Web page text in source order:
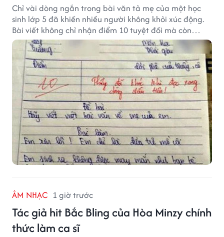
Chỉ vài dòng ngắn trong bài văn tả mẹ của một học
sinh lớp 5 đã khiến nhiều người không khỏi xúc động.
Bài viết không chỉ nhận điểm 10 tuyệt đối mà còn
khiến thầy giáo nghẹn ngào viết lời phê: "Thầy đã
khóc khi đọc xong dòng đầu tiên."
ÂM NHẠC 1 giờ trước
Tác giả hit Bắc Bling của Hòa Minzy chính
thức làm ca sĩ